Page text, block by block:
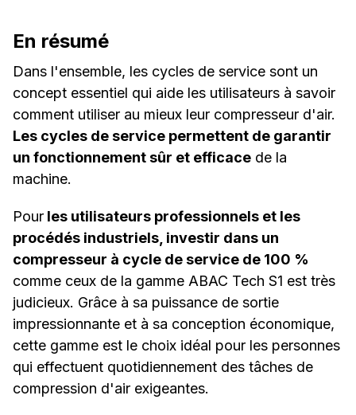
En résumé
Dans l'ensemble, les cycles de service sont un
concept essentiel qui aide les utilisateurs à savoir
comment utiliser au mieux leur compresseur d'air.
Les cycles de service permettent de garantir
un fonctionnement sûr et efficace de la
machine.
Pour les utilisateurs professionnels et les
procédés industriels, investir dans un
compresseur à cycle de service de 100 %
comme ceux de la gamme ABAC Tech S1 est très
judicieux. Grâce à sa puissance de sortie
impressionnante et à sa conception économique,
cette gamme est le choix idéal pour les personnes
qui effectuent quotidiennement des tâches de
compression d'air exigeantes.